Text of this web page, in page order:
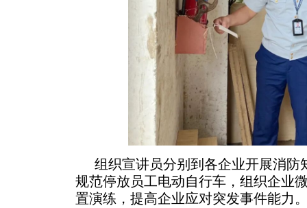
组织宣讲员分别到各企业开展消
规范停放员工电动自行车，组织企业
置演练，提高企业应对突发事件能力